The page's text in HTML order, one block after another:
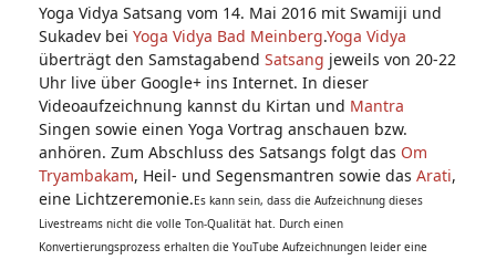
g
s:
Yoga Vidya Satsang vom 14. Mai 2016 mit Swamiji und
Sukadev bei Yoga Vidya Bad Meinberg.Yoga Vidya
überträgt den Samstagabend Satsang jeweils von 20-22
Uhr live über Google+ ins Internet. In dieser
Videoaufzeichnung kannst du Kirtan und Mantra
Singen sowie einen Yoga Vortrag anschauen bzw.
anhören. Zum Abschluss des Satsangs folgt das Om
Tryambakam, Heil- und Segensmantren sowie das Arati,
eine Lichtzeremonie.Es kann sein, dass die Aufzeichnung dieses
Livestreams nicht die volle Ton-Qualität hat. Durch einen
Konvertierungsprozess erhalten die YouTube Aufzeichnungen leider eine